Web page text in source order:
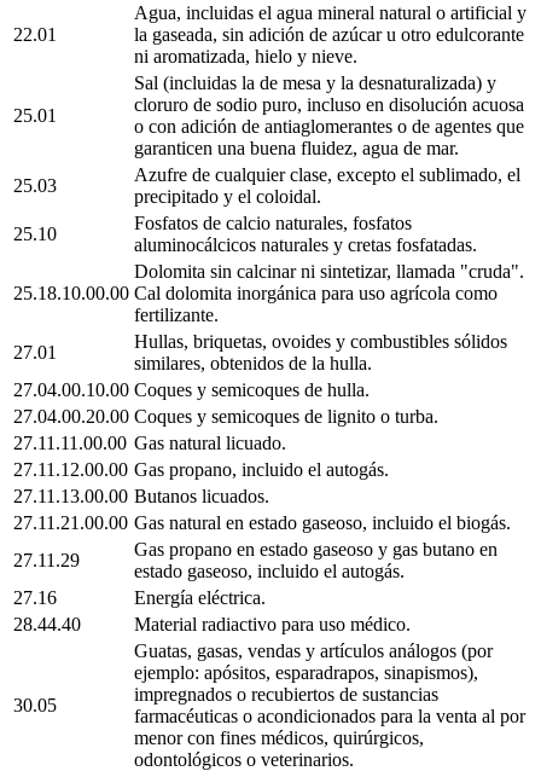
22.01
Agua, incluidas el agua mineral natural o artificial y
la gaseada, sin adición de azúcar u otro edulcorante
ni aromatizada, hielo y nieve.
25.01
Sal (incluidas la de mesa y la desnaturalizada) y
cloruro de sodio puro, incluso en disolución acuosa
o con adición de antiaglomerantes o de agentes que
garanticen una buena fluidez, agua de mar.
25.03
Azufre de cualquier clase, excepto el sublimado, el
precipitado y el coloidal.
25.10
Fosfatos de calcio naturales, fosfatos
aluminocálcicos naturales y cretas fosfatadas.
25.18.10.00.00
Dolomita sin calcinar ni sintetizar, llamada "cruda".
Cal dolomita inorgánica para uso agrícola como
fertilizante.
27.01
Hullas, briquetas, ovoides y combustibles sólidos
similares, obtenidos de la hulla.
27.04.00.10.00 Coques y semicoques de hulla.
27.04.00.20.00 Coques y semicoques de lignito o turba.
27.11.11.00.00 Gas natural licuado.
27.11.12.00.00 Gas propano, incluido el autogás.
27.11.13.00.00 Butanos licuados.
27.11.21.00.00 Gas natural en estado gaseoso, incluido el biogás.
27.11.29
Gas propano en estado gaseoso y gas butano en
estado gaseoso, incluido el autogás.
27.16
Energía eléctrica.
28.44.40
Material radiactivo para uso médico.
30.05
Guatas, gasas, vendas y artículos análogos (por
ejemplo: apósitos, esparadrapos, sinapismos),
impregnados o recubiertos de sustancias
farmacéuticas o acondicionados para la venta al por
menor con fines médicos, quirúrgicos,
odontológicos o veterinarios.